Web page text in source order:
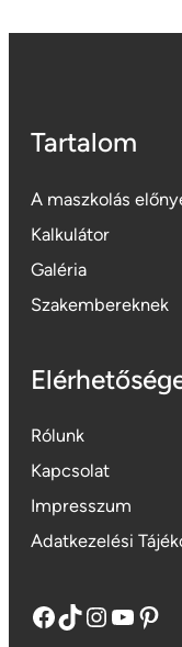
Tartalom
A maszkolás
Kalkulátor
Galéria
Szakembereknek
Rólunk
Kapcsolat
Impresszum
Adatkezelési
Facebook TikTok InstagramYouTube Pinterest